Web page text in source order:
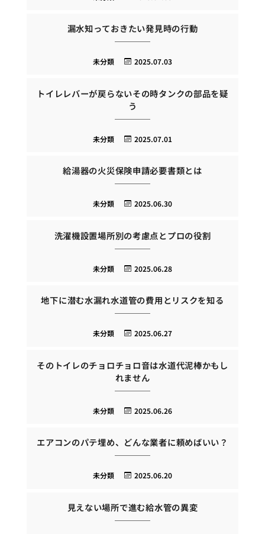
漏水知っておきたい発見時の行動
2025.07.03
未分類
トイレレバーが戻らないその時タンクの部品を疑
う
2025.07.01
未分類
給湯器の火災保険申請必要書類とは
2025.06.30
未分類
洗濯機設置場所別の考慮点とプロの役割
2025.06.28
未分類
地下に潜む水漏れ水道管の費用とリスクを知る
2025.06.27
未分類
そのトイレのチョロチョロ音は水道代泥棒かもし
れません
2025.06.26
未分類
エアコンのパテ埋め、どんな業者に頼めばいい？
2025.06.20
未分類
見えない場所で進む給水管の異変